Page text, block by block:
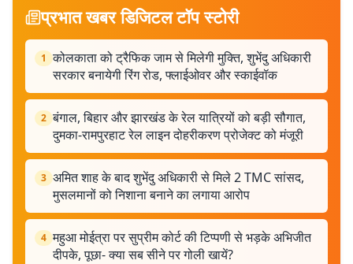
प्रभात खबर डिजिटल टॉप स्टोरी
1 कोलकाता को ट्रैफिक जाम से मिलेगी मुक्ति, शुभेंदु अधिकारी
सरकार बनायेगी रिंग रोड, फ्लाईओवर और स्काईवॉक
2 बंगाल, बिहार और झारखंड के रेल यात्रियों को बड़ी सौगात,
दुमका-रामपुरहाट रेल लाइन दोहरीकरण प्रोजेक्ट को मंजूरी
3 अमित शाह के बाद शुभेंदु अधिकारी से मिले 2 TMC सांसद,
मुसलमानों को निशाना बनाने का लगाया आरोप
4 महुआ मोईत्रा पर सुप्रीम कोर्ट की टिप्पणी से भड़के अभिजीत
दीपके, पूछा- क्या सब सीने पर गोली खायें?